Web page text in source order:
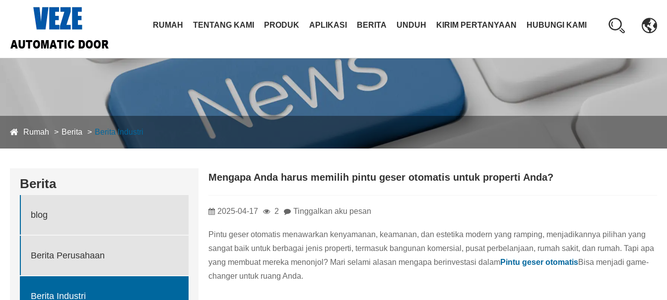
RUMAH TENTANG KAMI PRODUK APLIKASI BERITA UNDUH KIRIM PERTANYAAN HUBUNGI KAMI
Rumah Berita Berita Industri
Berita
blog
Berita Perusahaan
Berita Industri
Mengapa Anda harus memilih pintu geser otomatis untuk properti Anda?
2025-04-17 2 Tinggalkan aku pesan
Pintu geser otomatis menawarkan kenyamanan, keamanan, dan estetika modern yang ramping, menjadikannya pilihan yang
sangat baik untuk berbagai jenis properti, termasuk bangunan komersial, pusat perbelanjaan, rumah sakit, dan rumah. Tapi apa
yang membuat mereka menonjol? Mari selami alasan mengapa berinvestasi dalamPintu geser otomatisBisa menjadi game-
changer untuk ruang Anda.